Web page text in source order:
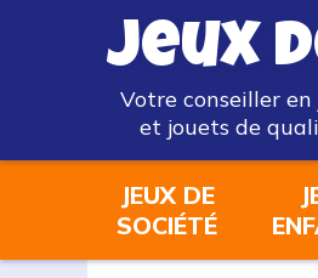
Jeux
Votre conseiller
et jouets de
JEUX DE
SOCIÉTÉ